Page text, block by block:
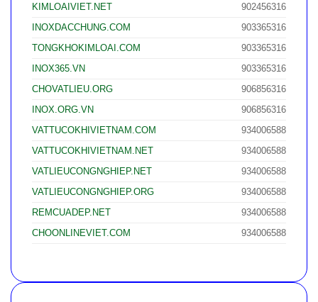
KIMLOAIVIET.NET
902456316
INOXDACCHUNG.COM
903365316
TONGKHOKIMLOAI.COM
903365316
INOX365.VN
903365316
CHOVATLIEU.ORG
906856316
INOX.ORG.VN
906856316
VATTUCOKHIVIETNAM.COM
934006588
VATTUCOKHIVIETNAM.NET
934006588
VATLIEUCONGNGHIEP.NET
934006588
VATLIEUCONGNGHIEP.ORG
934006588
REMCUADEP.NET
934006588
CHOONLINEVIET.COM
934006588